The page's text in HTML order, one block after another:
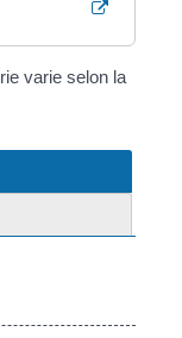
varie selon la